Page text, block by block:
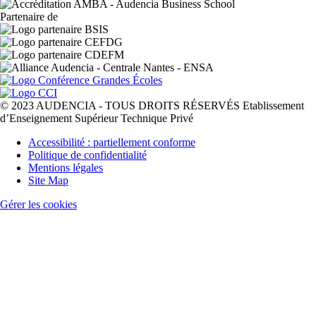
Partenaire de
© 2023 AUDENCIA - TOUS DROITS RÉSERVÉS Etablissement
d’Enseignement Supérieur Technique Privé
Pied
page
Accessibilité : partiellement conforme
Politique de confidentialité
Mentions légales
Site Map
Gérer les cookies